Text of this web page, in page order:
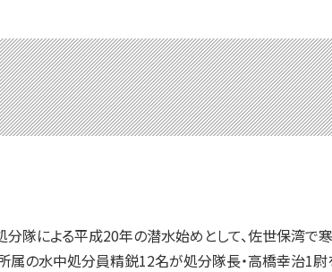
による平成20年の潜水始めとして、佐世保湾で
属の水中処分員精鋭12名が処分隊長・高橋幸治1